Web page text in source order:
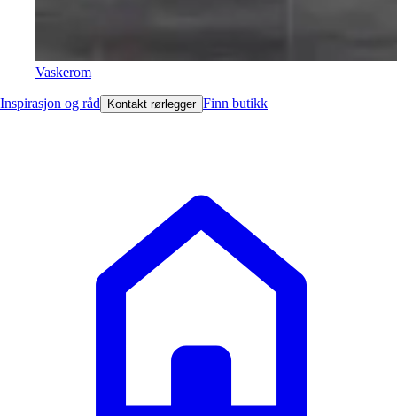
Vaskerom
Inspirasjon og råd Kontakt rørlegger Finn butikk